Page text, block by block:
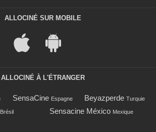
ALLOCINÉ SUR MOBILE
ALLOCINÉ À L'ÉTRANGER
SensaCine Espagne Beyazperde Turquie
Brésil Sensacine México Mexique